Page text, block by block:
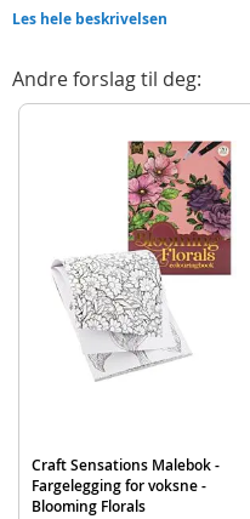
Mål: 25,5 x 21 cm (LxB)
Antall sider: 40
Papirvekt: 250 gsm
Merke
Les hele beskrivelsen
Andre forslag til deg:
Craft Sensations Malebok -
Fargelegging for voksne -
Blooming Florals